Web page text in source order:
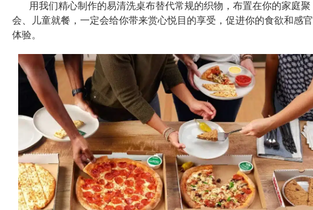
用我们精心制作的易清洗桌布替代常规的织物，布置在你的家庭聚
会、儿童就餐，一定会给你带来赏心悦目的享受，促进你的食欲和感官
体验。